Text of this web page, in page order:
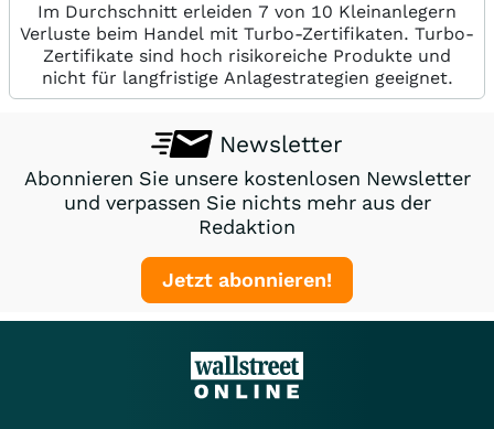
Im Durchschnitt erleiden 7 von 10 Kleinanlegern
Verluste beim Handel mit Turbo-Zertifikaten. Turbo-
Zertifikate sind hoch risikoreiche Produkte und
nicht für langfristige Anlagestrategien geeignet.
Newsletter
Abonnieren Sie unsere kostenlosen Newsletter
und verpassen Sie nichts mehr aus der
Redaktion
Jetzt abonnieren!